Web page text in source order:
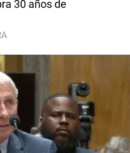
30 años de